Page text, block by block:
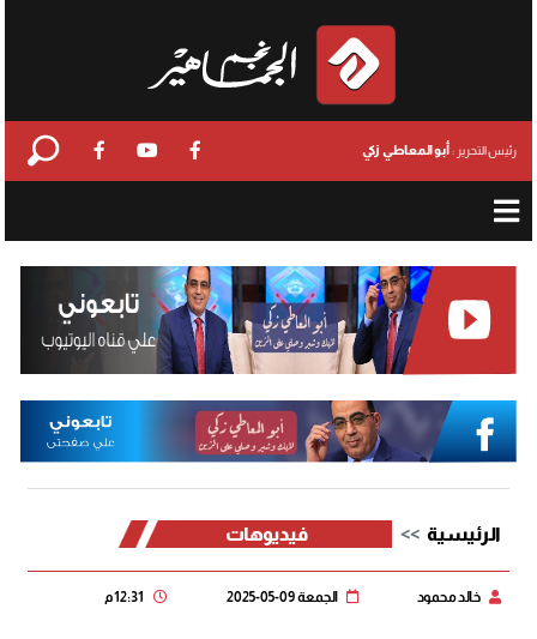
رئيس التحرير : أبو المعاطي زكي
الرئيسية فيديوهات
خالد محمود الجمعة 09-05-2025